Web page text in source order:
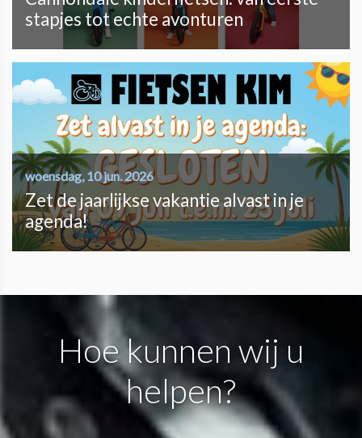
stapjes tot echte avonturen
woensdag, 10 jun. 2026
Zet de jaarlijkse vakantie alvast in je
agenda!
Hoe kunnen wij u
helpen?